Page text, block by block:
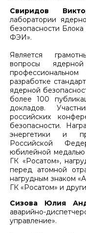
Свиридов
лаборатории
безопасности
ФЭИ».
Является
вопросы
разработке
ядерной
более 100
докладов.
российских
безопасности.
энергетики и
Российской
юбилейной медалью
ГК «Росатом»,
перед атомной
нагрудным знаком
ГК «Росатом» и
Сизова Юлия
аварийно-
управление».